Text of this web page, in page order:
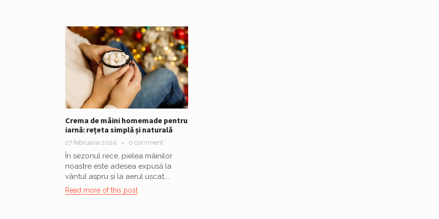
Crema de mâini homemade pentru
iarnă: rețeta simplă și naturală
27 februarie 2024 0 comment
În sezonul rece, pielea mâinilor
noastre este adesea expusă la
vântul aspru și la aerul uscat,...
Read more of this post